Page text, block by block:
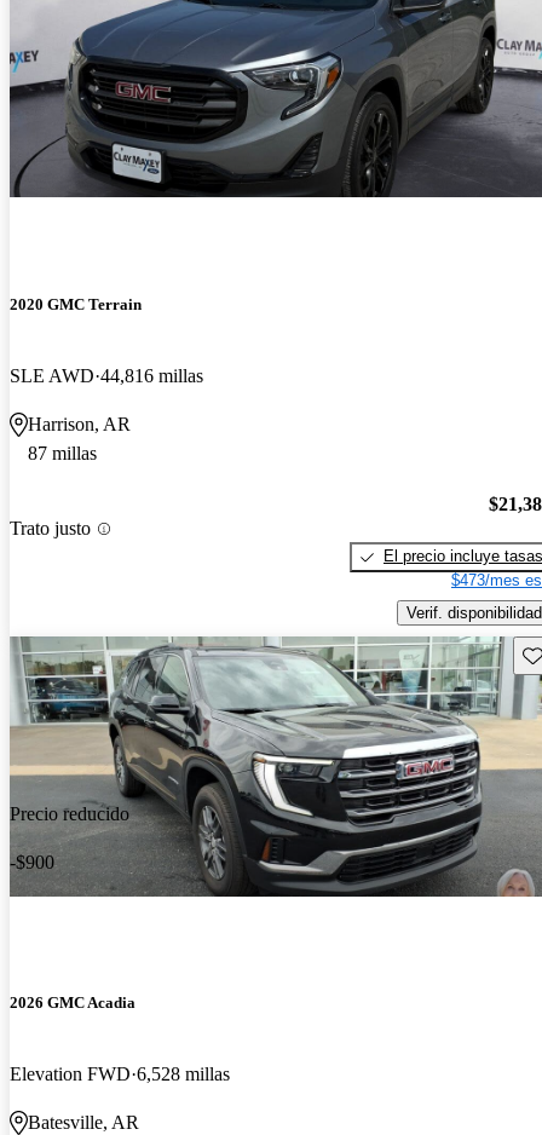
2020 GMC Terrain
SLE AWD 44,816 millas
Harrison, AR
87 millas
Trato justo
El precio incluye tasas
$473/mes
Verif. disponibilidad
Precio reducido
-$900
2026 GMC Acadia
Elevation FWD 6,528 millas
Batesville, AR